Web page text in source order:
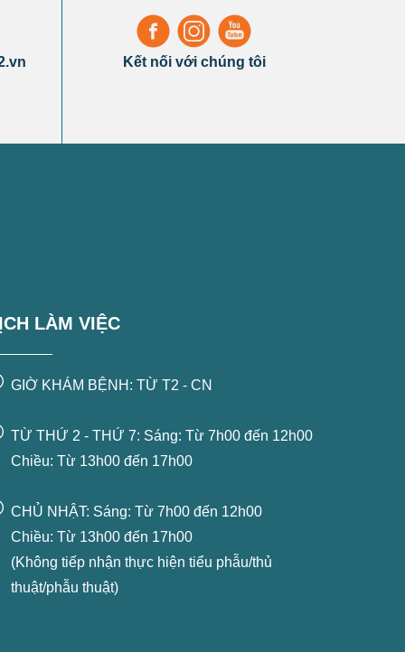
Kết nối với chúng tôi
LÀM VIỆC
GIỜ KHÁM BỆNH: TỪ T2 - CN
TỪ THỨ 2 - THỨ 7: Sáng: Từ 7h00 đến 12h00
Chiều: Từ 13h00 đến 17h00
CHỦ NHẬT: Sáng: Từ 7h00 đến 12h00
Chiều: Từ 13h00 đến 17h00
(Không tiếp nhận thực hiện tiểu phẫu/thủ
thuật/phẫu thuật)